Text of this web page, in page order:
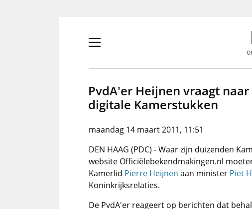
Primair
tonen/verbergen
PvdA'er Heijnen vraagt
digitale Kamerstukken
maandag 14 maart 2011, 11:51
DEN HAAG (PDC) - Waar zijn duizenden
website Officiëlebekendmakingen.nl
Kamerlid Pierre Heijnen aan minister Piet
Koninkrijksrelaties.
De PvdA'er reageert op berichten dat